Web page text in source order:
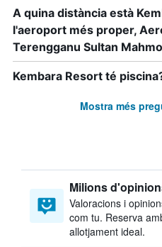
A quina distància està
l'aeroport més proper,
Terengganu Sultan
Kembara Resort té
Mostra més
Milions
Valoracions i
com tu. Reserva
allotjament ideal.